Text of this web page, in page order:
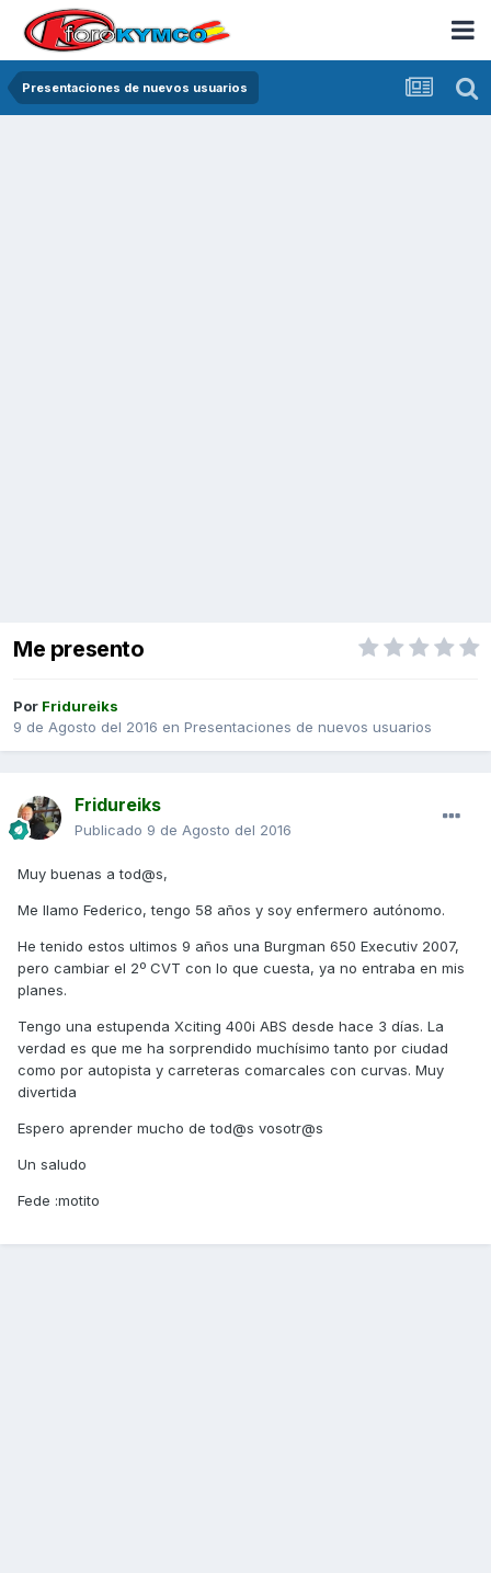
Presentaciones de nuevos usuarios
Me presento
Por Fridureiks
9 de Agosto del 2016 en Presentaciones de nuevos usuarios
Fridureiks
Publicado 9 de Agosto del 2016
Muy buenas a tod@s,
Me llamo Federico, tengo 58 años y soy enfermero autónomo.
He tenido estos ultimos 9 años una Burgman 650 Executiv 2007,
pero cambiar el 2º CVT con lo que cuesta, ya no entraba en mis
planes.
Tengo una estupenda Xciting 400i ABS desde hace 3 días. La
verdad es que me ha sorprendido muchísimo tanto por ciudad
como por autopista y carreteras comarcales con curvas. Muy
divertida
Espero aprender mucho de tod@s vosotr@s
Un saludo
Fede :motito